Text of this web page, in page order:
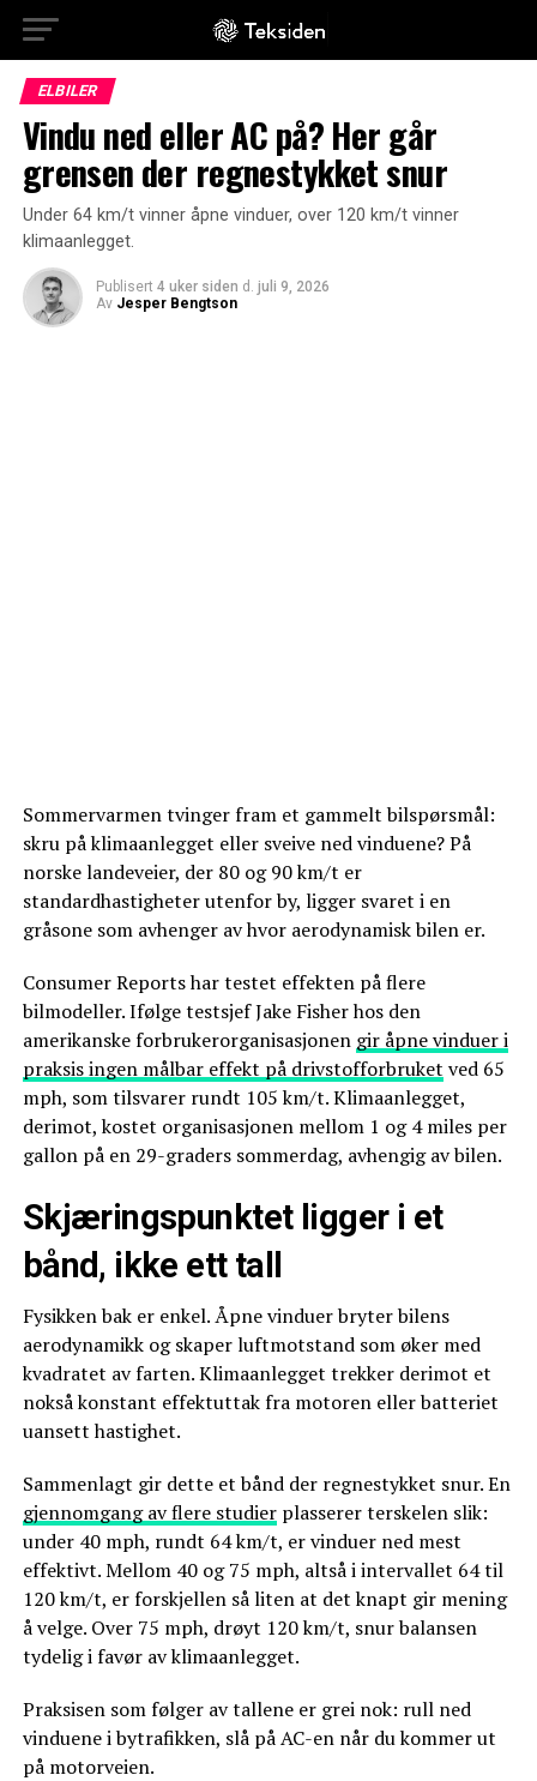
ELBILER
Vindu ned eller AC på? Her går
grensen der regnestykket snur
Under 64 km/t vinner åpne vinduer, over 120 km/t vinner
klimaanlegget.
Publisert 4 uker siden d. juli 9, 2026
Av Jesper Bengtson
Sommervarmen tvinger fram et gammelt bilspørsmål:
skru på klimaanlegget eller sveive ned vinduene? På
norske landeveier, der 80 og 90 km/t er
standardhastigheter utenfor by, ligger svaret i en
gråsone som avhenger av hvor aerodynamisk bilen er.
Consumer Reports har testet effekten på flere
bilmodeller. Ifølge testsjef Jake Fisher hos den
amerikanske forbrukerorganisasjonen gir åpne vinduer i
praksis ingen målbar effekt på drivstofforbruket ved 65
mph, som tilsvarer rundt 105 km/t. Klimaanlegget,
derimot, kostet organisasjonen mellom 1 og 4 miles per
gallon på en 29-graders sommerdag, avhengig av bilen.
Skjæringspunktet ligger i et
bånd, ikke ett tall
Fysikken bak er enkel. Åpne vinduer bryter bilens
aerodynamikk og skaper luftmotstand som øker med
kvadratet av farten. Klimaanlegget trekker derimot et
nokså konstant effektuttak fra motoren eller batteriet
uansett hastighet.
Sammenlagt gir dette et bånd der regnestykket snur. En
gjennomgang av flere studierplasserer terskelen slik:
under 40 mph, rundt 64 km/t, er vinduer ned mest
effektivt. Mellom 40 og 75 mph, altså i intervallet 64 til
120 km/t, er forskjellen så liten at det knapt gir mening
å velge. Over 75 mph, drøyt 120 km/t, snur balansen
tydelig i favør av klimaanlegget.
Praksisen som følger av tallene er grei nok: rull ned
vinduene i bytrafikken, slå på AC-en når du kommer ut
på motorveien.